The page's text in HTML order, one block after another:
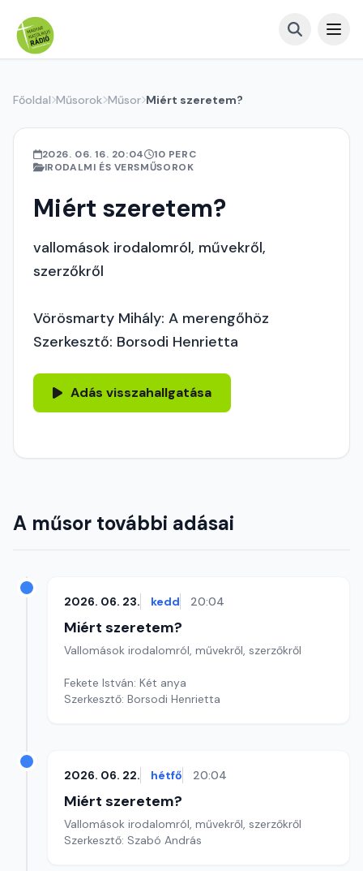
Főoldal Műsorok Műsor Miért szeretem?
2026. 06. 16. 20:04
10 PERC
IRODALMI ÉS VERSMŰSOROK
Miért szeretem?
vallomások irodalomról, művekről,
szerzőkről
Vörösmarty Mihály: A merengőhöz
Szerkesztő: Borsodi Henrietta
Adás visszahallgatása
A műsor további adásai
2026. 06. 23. kedd 20:04
Miért szeretem?
Vallomások irodalomról, művekről, szerzőkről
Fekete István: Két anya
Szerkesztő: Borsodi Henrietta
2026. 06. 22. hétfő 20:04
Miért szeretem?
Vallomások irodalomról, művekről, szerzőkről
Szerkesztő: Szabó András